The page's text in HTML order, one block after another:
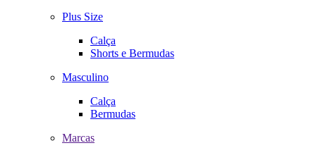
Plus Size
Calça
Shorts e Bermudas
Masculino
Calça
Bermudas
Marcas